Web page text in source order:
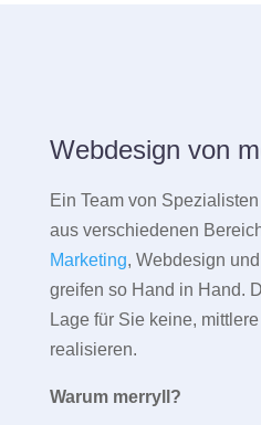
Webdesign von
Ein Team von Spezialisten
aus verschiedenen
Marketing, Webdesign
greifen so Hand in Hand.
Lage für Sie keine,
realisieren.
Warum merryll?